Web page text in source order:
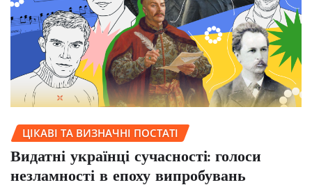
ЦІКАВІ ТА ВИЗНАЧНІ ПОСТАТІ
Видатні українці сучасності: голоси
незламності в епоху випробувань